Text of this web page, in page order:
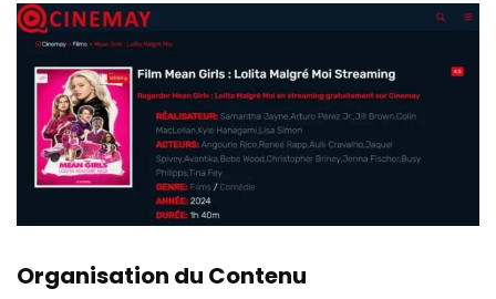
Organisation du Contenu